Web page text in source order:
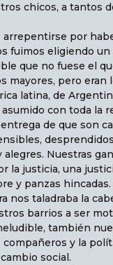
chicos, a tantos
arrepentirse por
fuimos eligiendo un
que no fuese el
mayores, pero eran
latina, de
con toda la
de que son
alegres. Nuestras
la justicia, una
y panzas hincadas.
nos taladraba la
barrios a ser
también
compañeros y la
social.